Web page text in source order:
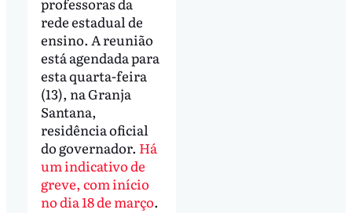
rede estadual de
ensino. A reunião
está agendada para
esta quarta-feira
(13), na Granja
Santana,
residência oficial
do governador. Há
um indicativo de
greve, com início
no dia 18 de março.